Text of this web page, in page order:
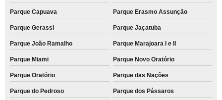
Parque Capuava Parque Erasmo Assunção
Parque Gerassi Parque Jaçatuba
Parque João Ramalho Parque Marajoara I e II
Parque Miami Parque Novo Oratório
Parque Oratório Parque das Nações
Parque do Pedroso Parque dos Pássaros